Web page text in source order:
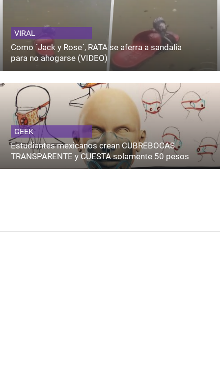
VIRAL
Como ´Jack y Rose´, RATA se aferra a sandalia
para no ahogarse (VIDEO)
GEEK
Estudiantes mexicanos crean CUBREBOCAS
TRANSPARENTE y CUESTA solamente 50 pesos